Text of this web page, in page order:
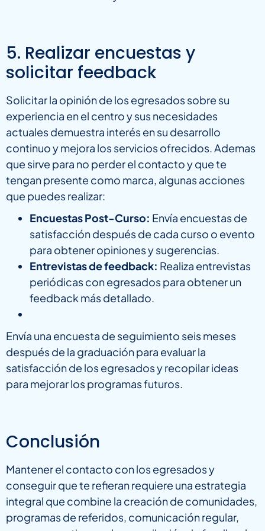
5. Realizar encuestas y
solicitar feedback
Solicitar la opinión de los egresados sobre su
experiencia en el centro y sus necesidades
actuales demuestra interés en su desarrollo
continuo y mejora los servicios ofrecidos. Ademas
que sirve para no perder el contacto y que te
tengan presente como marca, algunas acciones
que puedes realizar:
Encuestas Post-Curso: Envía encuestas de
satisfacción después de cada curso o evento
para obtener opiniones y sugerencias.
Entrevistas de feedback: Realiza entrevistas
periódicas con egresados para obtener un
feedback más detallado.
Envía una encuesta de seguimiento seis meses
después de la graduación para evaluar la
satisfacción de los egresados y recopilar ideas
para mejorar los programas futuros.
Conclusión
Mantener el contacto con los egresados y
conseguir que te refieran requiere una estrategia
integral que combine la creación de comunidades,
programas de referidos, comunicación regular,